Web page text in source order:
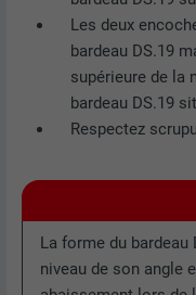
Les deux
bardeau DS.19
supérieure de la
bardeau DS.19
Respectez
La forme du bardeau
niveau de son angle
UTILITÉ
NOM
FOURNISSEUR
NOM _ga
FOURNISSEUR
EXPIRATION 2
Afficher les
MARKETING ET MÉDIAS
COMPRIS)
Les cookies «
Ils observent pour cela
Lorsque ces cookies
plateformes vidéo et de
consentement manuel.